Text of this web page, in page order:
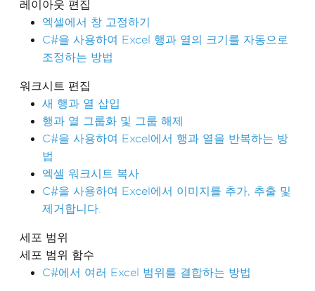
레이아웃 편집
엑셀에서 창 고정하기
C#을 사용하여 Excel 행과 열의 크기를 자동으로
조정하는 방법
워크시트 편집
새 행과 열 삽입
행과 열 그룹화 및 그룹 해제
C#을 사용하여 Excel에서 행과 열을 반복하는 방
법
엑셀 워크시트 복사
C#을 사용하여 Excel에서 이미지를 추가, 추출 및
제거합니다.
세포 범위
세포 범위 함수
C#에서 여러 Excel 범위를 결합하는 방법